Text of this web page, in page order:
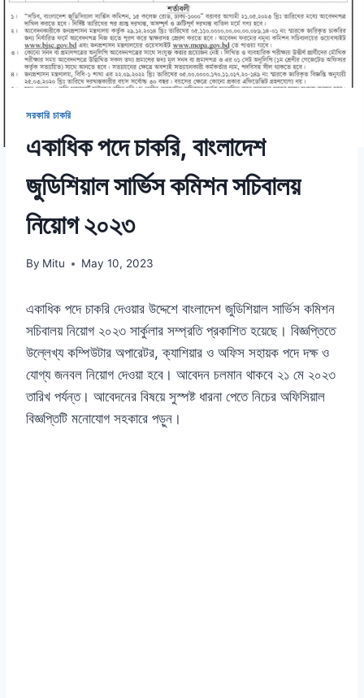
সরকারি চাকরি
একাধিক পদে চাকরি, বাংলাদেশ
জুডিশিয়াল সার্ভিস কমিশন সচিবালয়
নিয়োগ ২০২৩
By Mitu May 10, 2023
একাধিক পদে চাকরি দেওয়ার উদ্দেশে বাংলাদেশ জুডিশিয়াল সার্ভিস কমিশন
সচিবালয় নিয়োগ ২০২৩ সার্কুলার সম্প্রতি প্রকাশিত হয়েছে। বিজ্ঞপ্তিতে
উল্লেখ্য কম্পিউটার অপারেটর, ক্যাশিয়ার ও অফিস সহায়ক পদে দক্ষ ও
যোগ্য জনবল নিয়োগ দেওয়া হবে। আবেদন চলমান থাকবে ২১ মে ২০২৩
তারিখ পর্যন্ত। আবেদনের বিষয়ে সুস্পষ্ট ধারনা পেতে নিচের অফিসিয়াল
বিজ্ঞপ্তিটি মনোযোগ সহকারে পড়ুন।